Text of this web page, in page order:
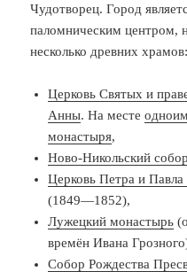
Чудотворец. Город
паломническим центром,
несколько древних храмов:
Церковь Святых и
Анны. На месте
монастыря,
Ново-Никольский собор
Церковь Петра и
(1849—1852),
Лужецкий монастырь
времён Ивана
Собор Рождества